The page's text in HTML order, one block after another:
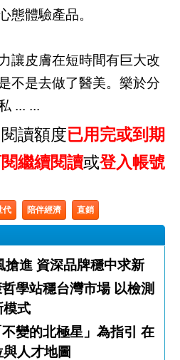
態體驗產品。
讓皮膚在短時間有巨大改
不是去做了醫美。樂於分
... ...
讀額度已用完或到期
繼續閱讀或登入帳號
代 陪伴經濟 直銷
贏家出列 韓流歐風搶進 資深品牌穩中求新
站穩台灣市場 以檢測
模式
變的北極星」為指引 在
人才地圖